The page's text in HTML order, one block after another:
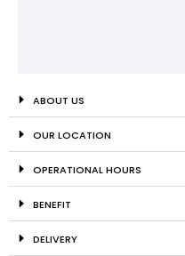
ABOUT US
OUR LOCATION
OPERATIONAL HOURS
BENEFIT
DELIVERY